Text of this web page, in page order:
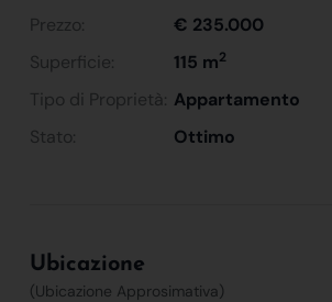
Prezzo:
€ 235.000
Superficie:
115 m2
Tipo di Proprietà: Appartamento
Stato:
Ottimo
Ubicazione
(Ubicazione Approsimativa)